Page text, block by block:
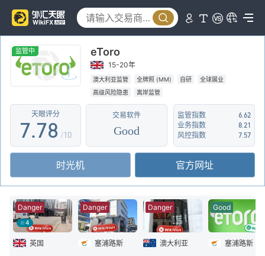
监管中 eToro
15-20年
澳大利亚监管 全牌照 (MM) 自研
全球展业
高级风险隐患
离岸监管
天眼评分
2
3
4
5
6
7
8
9
.
2
3
4
5
6
7
8
9
3
4
5
6
7
8
9
/10
交易软件
Good
监管指数
6.62
业务指数
8.21
风控指数
7.57
时光机 官方网址
4
Danger
英国
Danger
塞浦路斯
Danger
澳大利亚
Good
塞浦路斯